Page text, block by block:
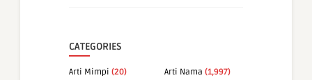
CATEGORIES
Arti Mimpi (20) Arti Nama (1,997)